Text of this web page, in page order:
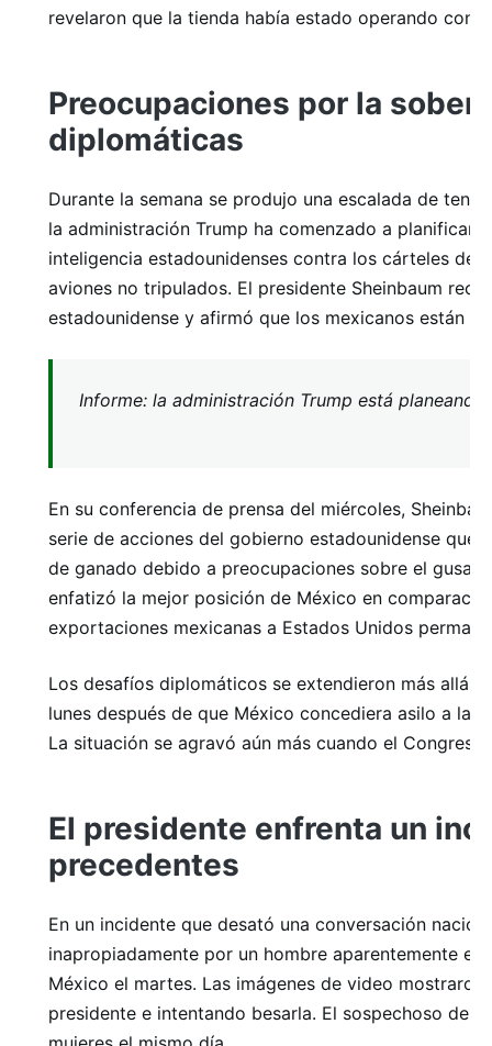
revelaron que la tienda había estado operando con
Preocupaciones por la
diplomáticas
Durante la semana se produjo una escalada de
la administración Trump ha comenzado a planificar
inteligencia estadounidenses contra los cárteles de
aviones no tripulados. El presidente Sheinbaum
estadounidense y afirmó que los mexicanos están
Informe: la administración Trump está
En su conferencia de prensa del miércoles,
serie de acciones del gobierno estadounidense
de ganado debido a preocupaciones sobre el
enfatizó la mejor posición de México en
exportaciones mexicanas a Estados Unidos
Los desafíos diplomáticos se extendieron más allá
lunes después de que México concediera asilo a la
La situación se agravó aún más cuando el
El presidente enfrenta un
precedentes
En un incidente que desató una conversación
inapropiadamente por un hombre aparentemente
México el martes. Las imágenes de video
presidente e intentando besarla. El sospechoso de